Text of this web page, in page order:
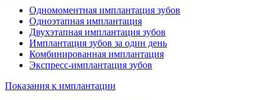
Одномоментная имплантация зубов
Одноэтапная имплантация
Двухэтапная имплантация зубов
Имплантация зубов за один день
Комбинированная имплантация
Экспресс-имплантация зубов
Показания к имплантации